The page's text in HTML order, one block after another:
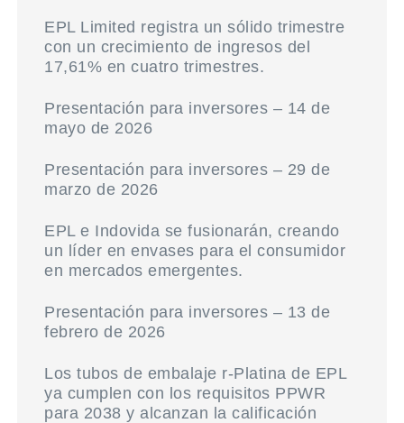
EPL Limited registra un sólido trimestre
con un crecimiento de ingresos del
17,61% en cuatro trimestres.
Presentación para inversores – 14 de
mayo de 2026
Presentación para inversores – 29 de
marzo de 2026
EPL e Indovida se fusionarán, creando
un líder en envases para el consumidor
en mercados emergentes.
Presentación para inversores – 13 de
febrero de 2026
Los tubos de embalaje r-Platina de EPL
ya cumplen con los requisitos PPWR
para 2038 y alcanzan la calificación